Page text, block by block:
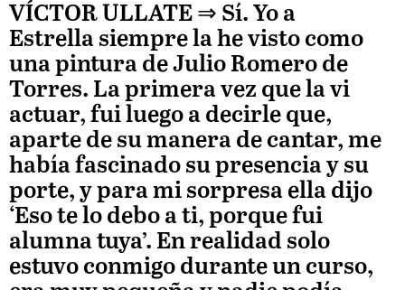
VÍCTOR ULLATE ⇒ Sí. Yo a
Estrella siempre la he visto como
una pintura deJulio Romero de
Torres. La primera vez que la vi
actuar, fui luego a decirle que,
aparte de su manera de cantar, me
había fascinado su presencia y su
porte, y para mi sorpresa ella dijo
‘Eso te lo debo a ti, porque fui
alumna tuya’. En realidad solo
estuvo conmigo durante un curso,